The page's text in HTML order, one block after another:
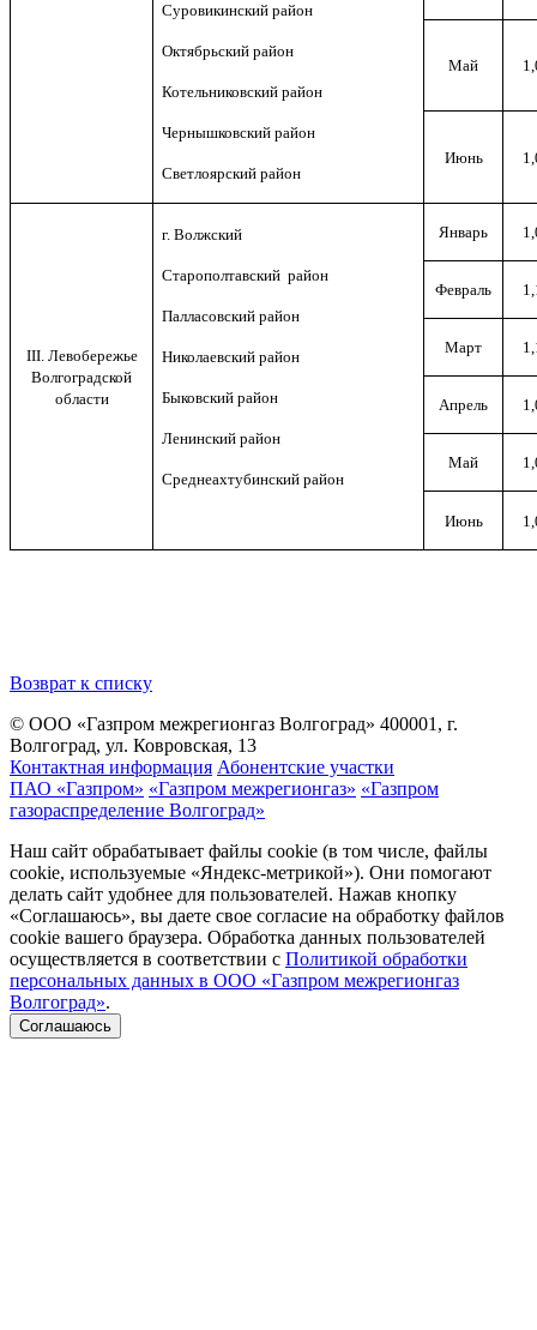
Суровикинский район
Октябрьский район
Котельниковский район
Чернышковский район
Светлоярский район
Май
Июнь
III. Левобережье
Волгоградской
области
г. Волжский
Старополтавский район
Палласовский район
Николаевский район
Быковский район
Ленинский район
Среднеахтубинский район
Январь
Февраль
Март
Апрель
Май
Июнь
Возврат к списку
© ООО «Газпром межрегионгаз Волгоград» 400001, г.
Волгоград, ул. Ковровская, 13
Контактная информация Абонентские участки
ПАО «Газпром» «Газпром межрегионгаз» «Газпром
газораспределение Волгоград»
Наш сайт обрабатывает файлы cookie (в том числе, файлы
cookie, используемые «Яндекс-метрикой»). Они помогают
делать сайт удобнее для пользователей. Нажав кнопку
«Соглашаюсь», вы даете свое согласие на обработку файлов
cookie вашего браузера. Обработка данных пользователей
осуществляется в соответствии с Политикой обработки
персональных данных в ООО «Газпром межрегионгаз
Волгоград».
Соглашаюсь